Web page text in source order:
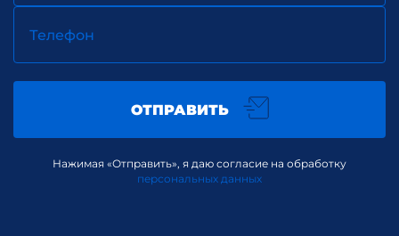
Телефон
ОТПРАВИТЬ
Нажимая «Отправить», я даю согласие на обработку
персональных данных